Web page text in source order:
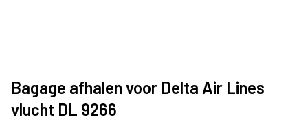
Bagage afhalen voor Delta Air Lines
vlucht DL 9266